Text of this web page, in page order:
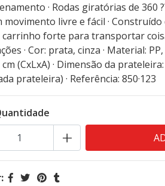
· Rodas giratórias de 360
movimento livre e fácil ·
forte para transportar
· Cor: prata, cinza · Material:
(CxLxA) · Dimensão da
prateleira) · Referência: 850·123
+